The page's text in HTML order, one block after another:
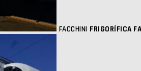
FACCHINI FRIGORÍFICA